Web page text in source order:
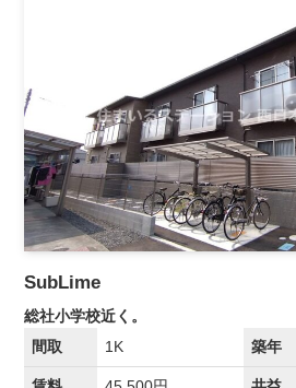
SubLime
総社小学校近く。
間取
1K 築年